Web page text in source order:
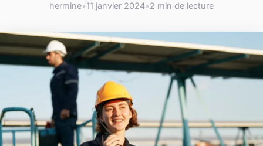
hermine•11 janvier 2024•2 min de lecture